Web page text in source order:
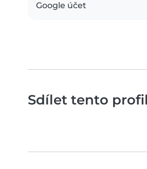
Google účet
Sdílet tento profil